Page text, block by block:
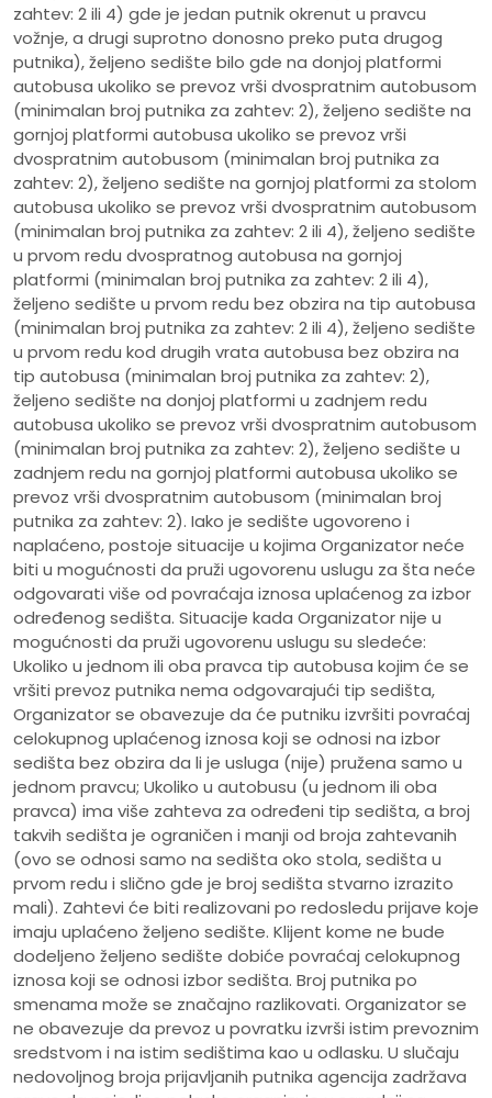
zahtev: 2 ili 4) gde je jedan putnik okrenut u pravcu
vožnje, a drugi suprotno donosno preko puta drugog
putnika), željeno sedište bilo gde na donjoj platformi
autobusa ukoliko se prevoz vrši dvospratnim autobusom
(minimalan broj putnika za zahtev: 2), željeno sedište na
gornjoj platformi autobusa ukoliko se prevoz vrši
dvospratnim autobusom (minimalan broj putnika za
zahtev: 2), željeno sedište na gornjoj platformi za stolom
autobusa ukoliko se prevoz vrši dvospratnim autobusom
(minimalan broj putnika za zahtev: 2 ili 4), željeno sedište
u prvom redu dvospratnog autobusa na gornjoj
platformi (minimalan broj putnika za zahtev: 2 ili 4),
željeno sedište u prvom redu bez obzira na tip autobusa
(minimalan broj putnika za zahtev: 2 ili 4), željeno sedište
u prvom redu kod drugih vrata autobusa bez obzira na
tip autobusa (minimalan broj putnika za zahtev: 2),
željeno sedište na donjoj platformi u zadnjem redu
autobusa ukoliko se prevoz vrši dvospratnim autobusom
(minimalan broj putnika za zahtev: 2), željeno sedište u
zadnjem redu na gornjoj platformi autobusa ukoliko se
prevoz vrši dvospratnim autobusom (minimalan broj
putnika za zahtev: 2). Iako je sedište ugovoreno i
naplaćeno, postoje situacije u kojima Organizator neće
biti u mogućnosti da pruži ugovorenu uslugu za šta neće
odgovarati više od povraćaja iznosa uplaćenog za izbor
određenog sedišta. Situacije kada Organizator nije u
mogućnosti da pruži ugovorenu uslugu su sledeće:
Ukoliko u jednom ili oba pravca tip autobusa kojim će se
vršiti prevoz putnika nema odgovarajući tip sedišta,
Organizator se obavezuje da će putniku izvršiti povraćaj
celokupnog uplaćenog iznosa koji se odnosi na izbor
sedišta bez obzira da li je usluga (nije) pružena samo u
jednom pravcu; Ukoliko u autobusu (u jednom ili oba
pravca) ima više zahteva za određeni tip sedišta, a broj
takvih sedišta je ograničen i manji od broja zahtevanih
(ovo se odnosi samo na sedišta oko stola, sedišta u
prvom redu i slično gde je broj sedišta stvarno izrazito
mali). Zahtevi će biti realizovani po redosledu prijave koje
imaju uplaćeno željeno sedište. Klijent kome ne bude
dodeljeno željeno sedište dobiće povraćaj celokupnog
iznosa koji se odnosi izbor sedišta. Broj putnika po
smenama može se značajno razlikovati. Organizator se
ne obavezuje da prevoz u povratku izvrši istim prevoznim
sredstvom i na istim sedištima kao u odlasku. U slučaju
nedovoljnog broja prijavljanih putnika agencija zadržava